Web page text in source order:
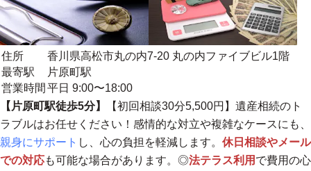
住所
香川県高松市丸の内7-20 丸の内ファイブビル1階
最寄駅
片原町駅
営業時間 平日 9:00〜18:00
【片原町駅徒歩5分】
【初回相談30分5,500円】遺産相続のト
ラブルはお任せください！感情的な対立や複雑なケースにも、
親身にサポート し、心の負担を軽減します。 休日相談やメール
での対応も可能な場合があります。◎法テラス利用 で費用の心